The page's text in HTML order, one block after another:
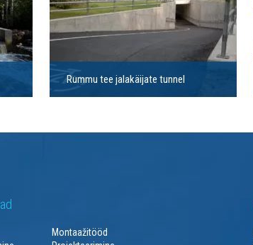
Rummu tee jalakäijate tunnel
Montaažitööd